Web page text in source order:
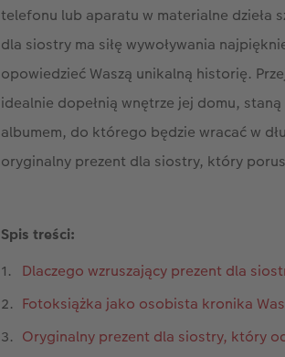
telefonu lub aparatu w materialne dzieła
dla siostry ma siłę wywoływania
opowiedzieć Waszą unikalną historię.
idealnie dopełnią wnętrze jej domu,
albumem, do którego będzie wracać w
oryginalny prezent dla siostry, który
Spis treści:
Dlaczego wzruszający prezent dla
Fotoksiążka jako osobista kronika
Oryginalny prezent dla siostry, który